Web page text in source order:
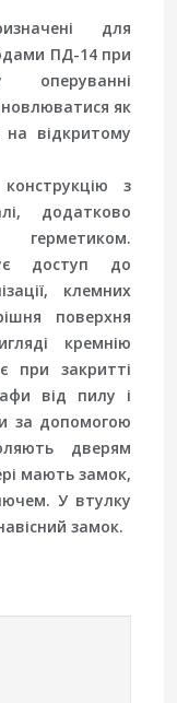
для
ПД-14 при
як
відкритому
з
додатково
герметиком.
доступ до
клемних
поверхня
кремнію
при закритті
від пилу і
за допомогою
дверям
мають замок,
У втулку
замок.